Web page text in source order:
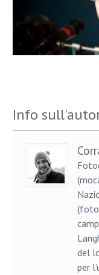
Info
(
(
del
per